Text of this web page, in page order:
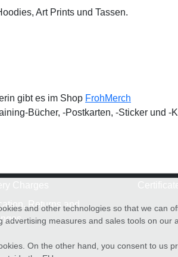
Art Prints und Tassen.
gibt es im Shop FrohMerch
Bücher, -Postkarten, -Sticker und -
Returns and
and other technologies so that we can
measures and sales tools on
On the other hand, you consent to us